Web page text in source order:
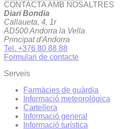
CONTACTA AMB NOSALTRES
Diari Bondia
Callaueta, 4, 1r
AD500 Andorra la Vella
Principat d'Andorra
Tel. +376 80 88 88
Formulari de contacte
Serveis
Farmàcies de guàrdia
Informació meteorològica
Cartellera
Informació general
Informació turística